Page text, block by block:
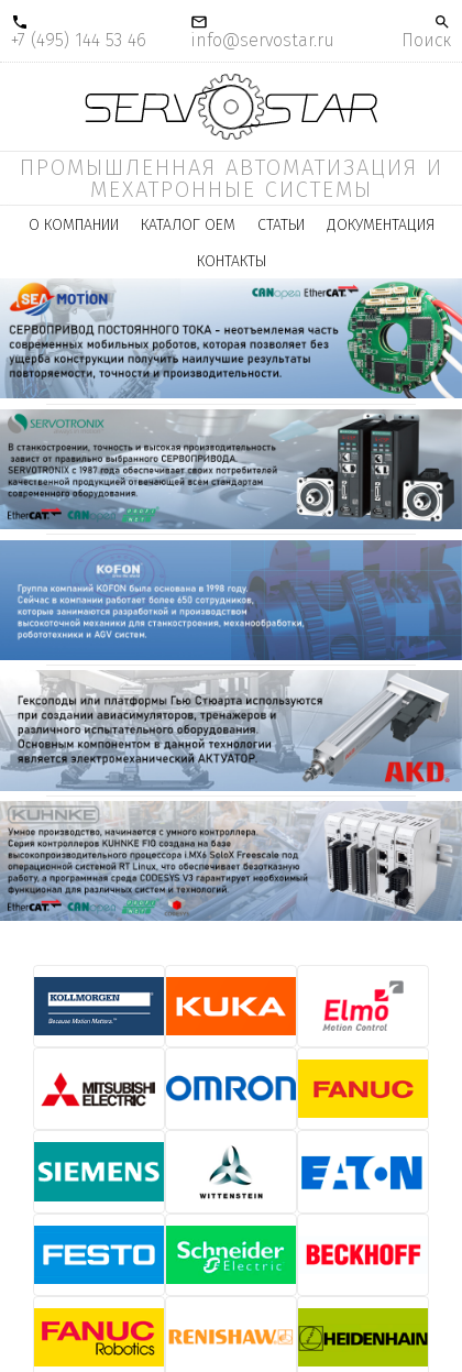
+7 (495) 144 53 46 info@servostar.ru Поиск
ПРОМЫШЛЕННАЯ АВТОМАТИЗАЦИЯ И
МЕХАТРОННЫЕ СИСТЕМЫ
О КОМПАНИИ СТАТЬИ ДОКУМЕНТАЦИЯ
КАТАЛОГ ОЕМ
КОНТАКТЫ